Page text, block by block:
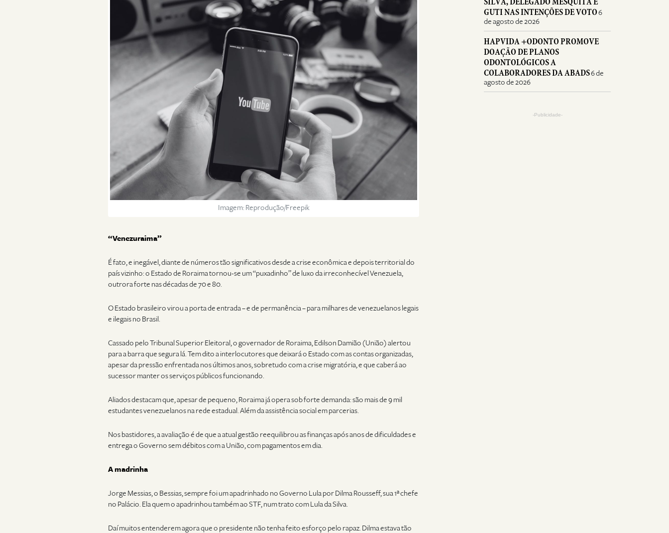
Imagem: Reprodução/Freepik
“Venezuraima”
É fato, e inegável, diante de números tão significativos desde a crise econômica e depois territorial do
país vizinho: o Estado de Roraima tornou-se um “puxadinho” de luxo da irreconhecível Venezuela,
outrora forte nas décadas de 70 e 80.
O Estado brasileiro virou a porta de entrada – e de permanência – para milhares de venezuelanos legais
e ilegais no Brasil.
Cassado pelo Tribunal Superior Eleitoral, o governador de Roraima, Edilson Damião (União) alertou
para a barra que segura lá. Tem dito a interlocutores que deixará o Estado com as contas organizadas,
apesar da pressão enfrentada nos últimos anos, sobretudo com a crise migratória, e que caberá ao
sucessor manter os serviços públicos funcionando.
Aliados destacam que, apesar de pequeno, Roraima já opera sob forte demanda: são mais de 9 mil
estudantes venezuelanos na rede estadual. Além da assistência social em parcerias.
Nos bastidores, a avaliação é de que a atual gestão reequilibrou as finanças após anos de dificuldades e
entrega o Governo sem débitos com a União, com pagamentos em dia.
A madrinha
Jorge Messias, o Bessias, sempre foi um apadrinhado no Governo Lula por Dilma Rousseff, sua 1ª chefe
no Palácio. Ela quem o apadrinhou também ao STF, num trato com Lula da Silva.
Daí muitos entenderem agora que o presidente não tenha feito esforço pelo rapaz. Dilma estava tão
GUTI NAS INTENÇÕES DE VOTO6
de agosto de 2026
HAPVIDA +ODONTO PROMOVE
DOAÇÃO DE PLANOS
ODONTOLÓGICOS A
COLABORADORES DA ABADS6 de
agosto de 2026
-Publicidade-